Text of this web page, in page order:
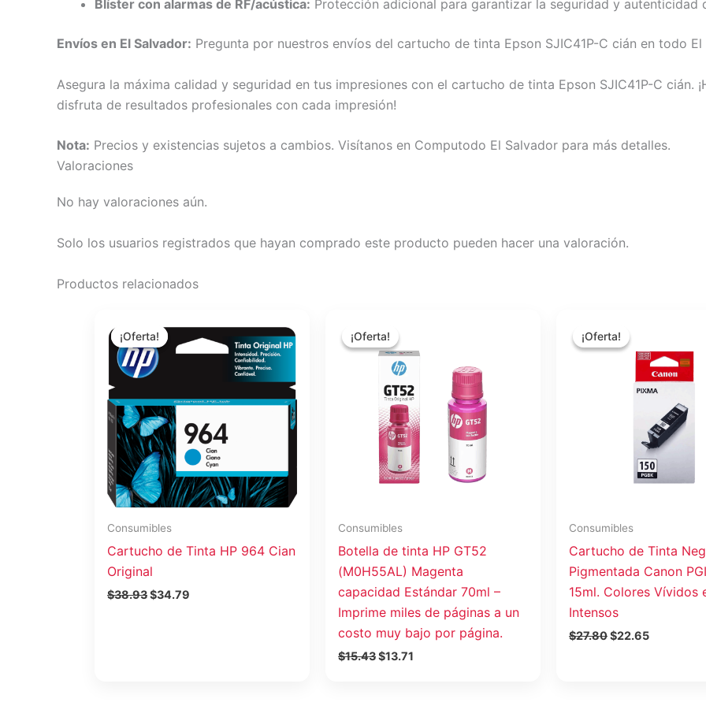
Blíster con alarmas de RF/acústica: Protección adicional para garantizar la seguridad y autenticidad
Envíos en El Salvador: Pregunta por nuestros envíos del cartucho de tinta Epson SJIC41P-C cián en todo El
Asegura la máxima calidad y seguridad en tus impresiones con el cartucho de tinta Epson SJIC41P-C cián.
disfruta de resultados profesionales con cada impresión!
Nota: Precios y existencias sujetos a cambios. Visítanos en Computodo El Salvador para más detalles.
Valoraciones
No hay valoraciones aún.
Solo los usuarios registrados que hayan comprado este producto pueden hacer una valoración.
Productos relacionados
¡Oferta!
¡Oferta!
Consumibles
Cartucho de Tinta HP 964 Cian
Original
$38.93
precio
original
era:
$38.93.
$34.79
precio
actual
es:
¡Oferta!
¡Oferta!
Consumibles
Botella de tinta HP GT52
(M0H55AL) Magenta
capacidad Estándar 70ml –
Imprime miles de páginas a un
costo muy bajo por página.
$15.43
precio
original
era:
$15.43.
$13.71
es:
¡Oferta!
¡Oferta!
Consumibles
Cartucho de Tinta
Pigmentada Canon
15ml. Colores Vívidos
Intensos
$27.80
precio
original
$22.65
es:
$22.65.